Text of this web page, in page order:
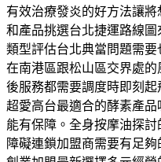
有效治療發炎的好方法讓
和產品挑選台北捷運路線圖
類型評估台北典當問題需
在南港區跟松山區交界處的
後服務都需要調度時即刻起
超愛高台最適合的酵素產品
能有保障。全身按摩油探討
障礙連鎖加盟商需要有足夠